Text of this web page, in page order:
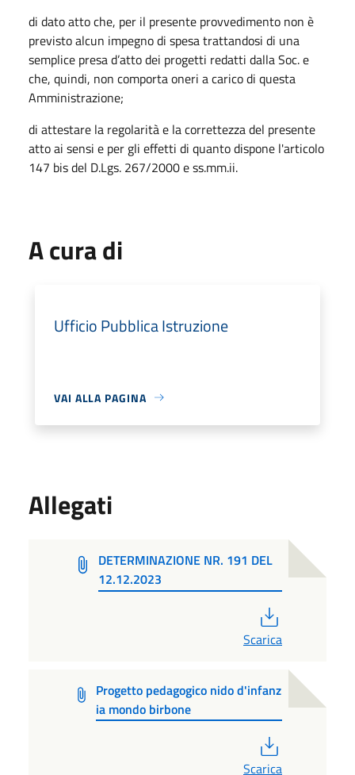
di dato atto che, per il presente provvedimento non è
previsto alcun impegno di spesa trattandosi di una
semplice presa d’atto dei progetti redatti dalla Soc. e
che, quindi, non comporta oneri a carico di questa
Amministrazione;
di attestare la regolarità e la correttezza del presente
atto ai sensi e per gli effetti di quanto dispone l'articolo
147 bis del D.Lgs. 267/2000 e ss.mm.ii.
A cura di
Ufficio Pubblica Istruzione
VAI ALLA PAGINA
Allegati
DETERMINAZIONE NR. 191 DEL
12.12.2023
Scarica
Progetto pedagogico nido d'infanz
ia mondo birbone
Scarica